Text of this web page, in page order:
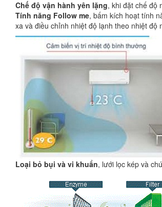
Chế độ vận hành yên lặng, khi đặt chế độ
Tính năng Follow me, bấm kích hoạt tính
xa và điều chỉnh nhiệt độ lạnh theo nhiệt
Loại bỏ bụi và vi khuẩn, lưới lọc kép và